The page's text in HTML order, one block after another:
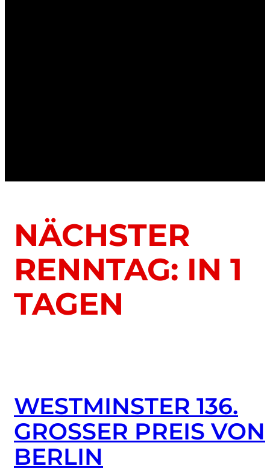
NÄCHSTER
RENNTAG: IN 1
TAGEN
WESTMINSTER 136.
GROSSER PREIS VON B
ERLIN